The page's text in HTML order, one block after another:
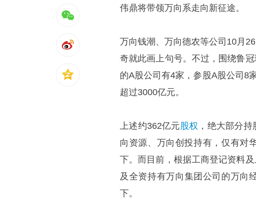
伟鼎将带领万向系走向新征途。
万向钱潮、万向德农等公司10月
奇就此画上句号。不过，围绕鲁
的A股公司有4家，参股A股公司8
超过3000亿元。
上述约362亿元股权 ，绝大部分
向资源、万向创投持有，仅有对
下。而目前，根据工商登记资料
及全资持有万向集团公司的万向
下。